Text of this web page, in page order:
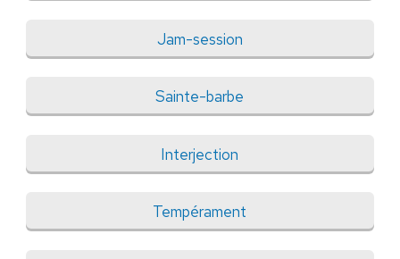
Jam-session
Sainte-barbe
Interjection
Tempérament